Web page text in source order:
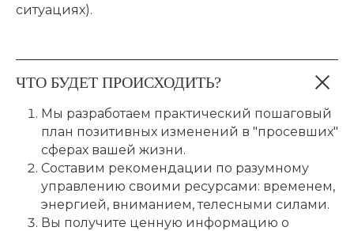
ситуациях).
ЧТО БУДЕТ ПРОИСХОДИТЬ?
Мы разработаем практический пошаговый
план позитивных изменений в "просевших"
сферах вашей жизни.
Составим рекомендации по разумному
управлению своими ресурсами: временем,
энергией, вниманием, телесными силами.
Вы получите ценную информацию о